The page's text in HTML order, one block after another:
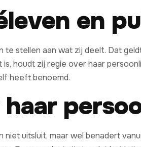
en
te stellen aan wat zij deelt. Dat
houdt zij regie over haar
heeft benoemd.
uitsluit, maar wel benadert